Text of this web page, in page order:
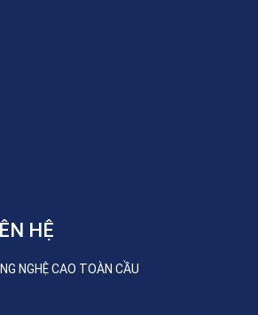
HỆ
NGHỆ CAO TOÀN CẦU